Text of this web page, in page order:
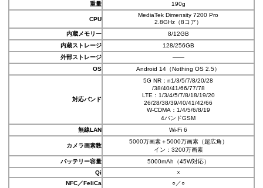
重量
190g
CPU
MediaTek Dimensity 7200 Pro
2.8GHz（8コア）
内蔵メモリー
8/12GB
内蔵ストレージ
128/256GB
外部ストレージ
――
OS
Android 14（Nothing OS 2.5）
対応バンド
5G NR：n1/3/5/7/8/20/28
/38/40/41/66/77/78
LTE：1/3/4/5/7/8/18/19/20
26/28/38/39/40/41/42/66
W-CDMA：1/4/5/6/8/19
4バンドGSM
無線LAN
Wi-Fi 6
カメラ画素数
5000万画素＋5000万画素（超広角）
イン：3200万画素
バッテリー容量
5000mAh（45W対応）
Qi
×
NFC／FeliCa
○／○